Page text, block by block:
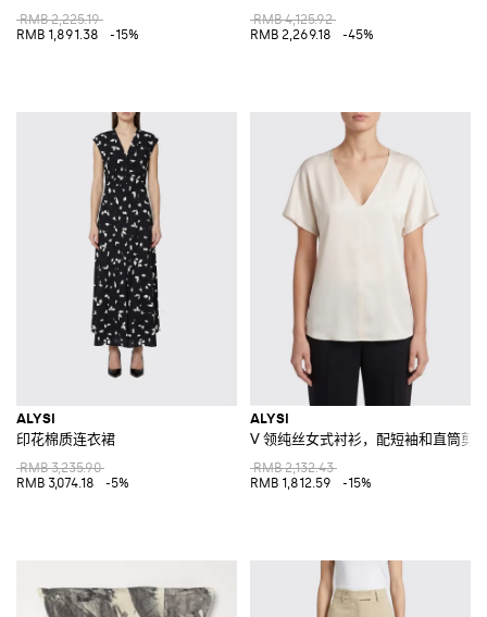
RMB 2,225.19
RMB 1,891.38
-15%
RMB 4,125.92
RMB 2,269.18
-45%
ALYSI
印花棉质连衣裙
RMB 3,235.90
RMB 3,074.18
-5%
ALYSI
V 领纯丝女式衬衫，配短袖和直筒剪
RMB 2,132.43
RMB 1,812.59
-15%